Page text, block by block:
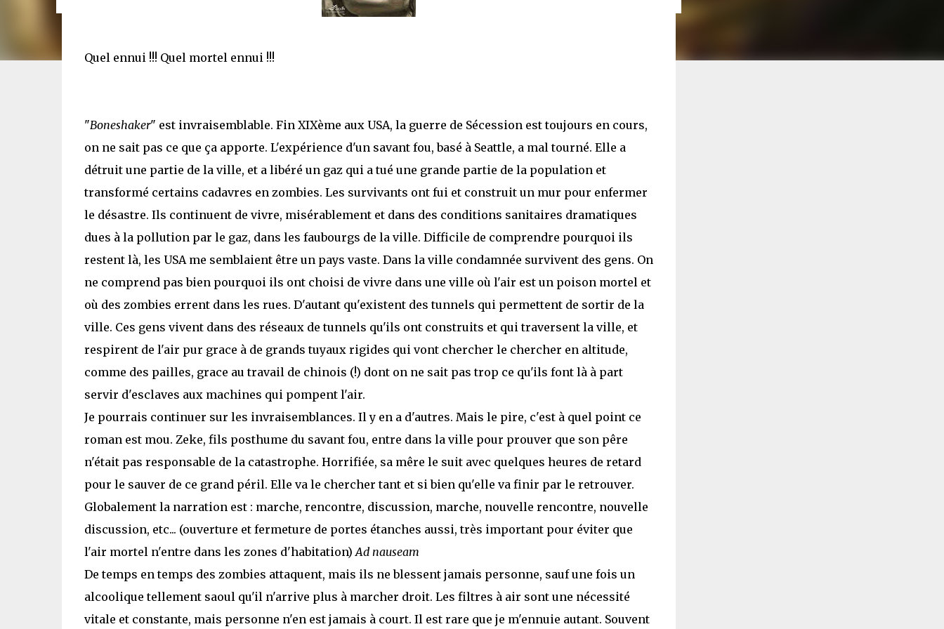
Quel ennui !!! Quel mortel ennui !!!
"Boneshaker" est invraisemblable. Fin XIXème aux USA, la guerre de Sécession est toujours en cours,
on ne sait pas ce que ça apporte. L'expérience d'un savant fou, basé à Seattle, a mal tourné. Elle a
détruit une partie de la ville, et a libéré un gaz qui a tué une grande partie de la population et
transformé certains cadavres en zombies. Les survivants ont fui et construit un mur pour enfermer
le désastre. Ils continuent de vivre, misérablement et dans des conditions sanitaires dramatiques
dues à la pollution par le gaz, dans les faubourgs de la ville. Difficile de comprendre pourquoi ils
restent là, les USA me semblaient être un pays vaste. Dans la ville condamnée survivent des gens. On
ne comprend pas bien pourquoi ils ont choisi de vivre dans une ville où l'air est un poison mortel et
où des zombies errent dans les rues. D'autant qu'existent des tunnels qui permettent de sortir de la
ville. Ces gens vivent dans des réseaux de tunnels qu'ils ont construits et qui traversent la ville, et
respirent de l'air pur grace à de grands tuyaux rigides qui vont chercher le chercher en altitude,
comme des pailles, grace au travail de chinois (!) dont on ne sait pas trop ce qu'ils font là à part
servir d'esclaves aux machines qui pompent l'air.
Je pourrais continuer sur les invraisemblances. Il y en a d'autres. Mais le pire, c'est à quel point ce
roman est mou. Zeke, fils posthume du savant fou, entre dans la ville pour prouver que son pêre
n'était pas responsable de la catastrophe. Horrifiée, sa mêre le suit avec quelques heures de retard
pour le sauver de ce grand péril. Elle va le chercher tant et si bien qu'elle va finir par le retrouver.
Globalement la narration est : marche, rencontre, discussion, marche, nouvelle rencontre, nouvelle
discussion, etc... (ouverture et fermeture de portes étanches aussi, très important pour éviter que
l'air mortel n'entre dans les zones d'habitation)Ad nauseam
De temps en temps des zombies attaquent, mais ils ne blessent jamais personne, sauf une fois un
alcoolique tellement saoul qu'il n'arrive plus à marcher droit. Les filtres à air sont une nécessité
vitale et constante, mais personne n'en est jamais à court. Il est rare que je m'ennuie autant. Souvent